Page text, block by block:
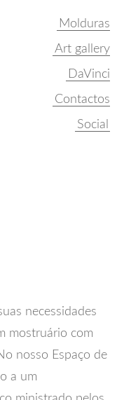
Molduras
Art gallery
DaVinci
Contactos
necessidades
mostruário com
nosso Espaço de
a um